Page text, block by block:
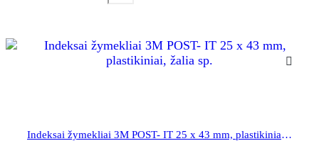
Indeksai žymekliai 3M POST- IT 25 x 43 mm, plastikiniai, žalia sp.